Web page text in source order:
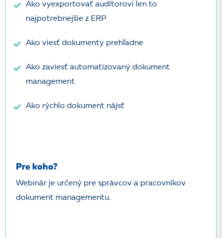
Ako vyexportovať audítorovi len to
najpotrebnejšie z ERP
Ako viesť dokumenty prehľadne
Ako zaviesť automatizovaný dokument
management
Ako rýchlo dokument nájsť
Pre koho?
Webinár je určený pre správcov a pracovníkov
dokument managementu.